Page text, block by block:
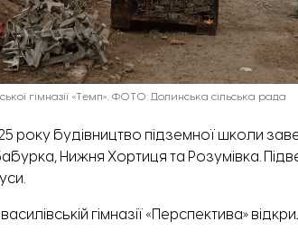
гімназії «Темп». ФОТО: Долинська сільська рада
року будівництво підземної школи
Нижня Хортиця та Розумівка.
гімназії « Перспектива»